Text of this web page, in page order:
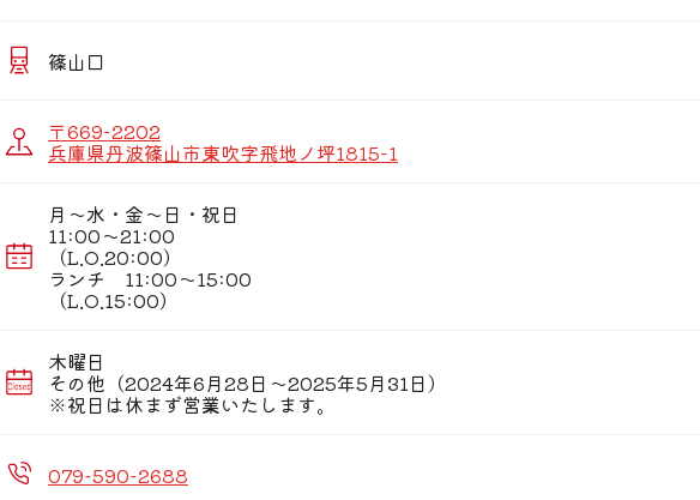
篠山口
〒669-2202
兵庫県丹波篠山市東吹字飛地ノ坪1815-1
月〜水・金〜日・祝日
11:00〜21:00
（L.O.20:00）
ランチ 11:00〜15:00
（L.O.15:00）
木曜日
その他（2024年6月28日〜2025年5月31日）
※祝日は休まず営業いたします。
079-590-2688